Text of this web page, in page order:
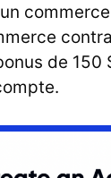
de 150